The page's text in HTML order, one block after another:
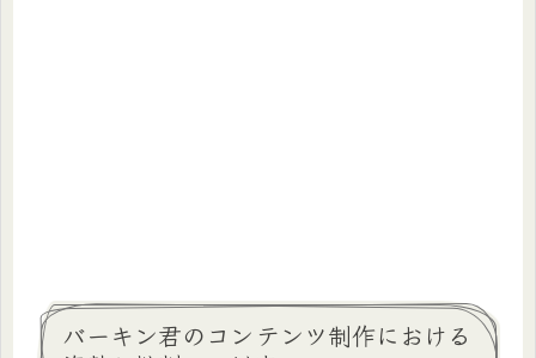
バーキン君のコンテンツ制作における